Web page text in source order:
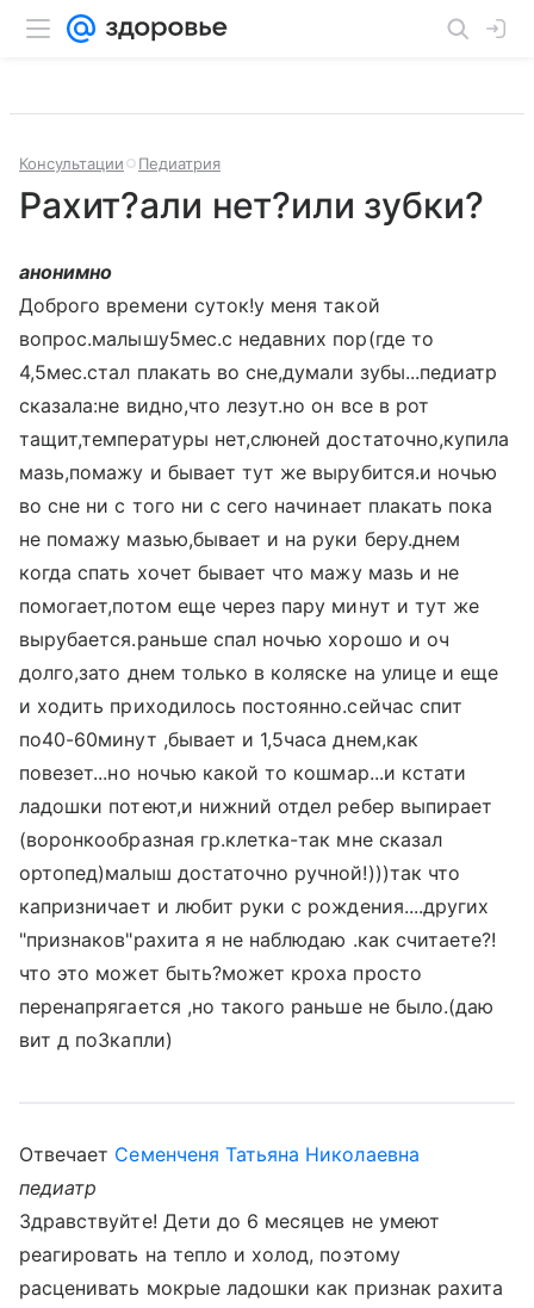
Консультации Педиатрия
Рахит?али нет?или зубки?
анонимно
Доброго времени суток!у меня такой
вопрос.малышу5мес.с недавних пор(где то
4,5мес.стал плакать во сне,думали зубы...педиатр
сказала:не видно,что лезут.но он все в рот
тащит,температуры нет,слюней достаточно,купила
мазь,помажу и бывает тут же вырубится.и ночью
во сне ни с того ни с сего начинает плакать пока
не помажу мазью,бывает и на руки беру.днем
когда спать хочет бывает что мажу мазь и не
помогает,потом еще через пару минут и тут же
вырубается.раньше спал ночью хорошо и оч
долго,зато днем только в коляске на улице и еще
и ходить приходилось постоянно.сейчас спит
по40-60минут ,бывает и 1,5часа днем,как
повезет...но ночью какой то кошмар...и кстати
ладошки потеют,и нижний отдел ребер выпирает
(воронкообразная гр.клетка-так мне сказал
ортопед)малыш достаточно ручной!)))так что
капризничает и любит руки с рождения....других
"признаков"рахита я не наблюдаю .как считаете?!
что это может быть?может кроха просто
перенапрягается ,но такого раньше не было.(даю
вит д по3капли)
Отвечает Семенченя Татьяна Николаевна
педиатр
Здравствуйте! Дети до 6 месяцев не умеют
реагировать на тепло и холод, поэтому
расценивать мокрые ладошки как признак рахита